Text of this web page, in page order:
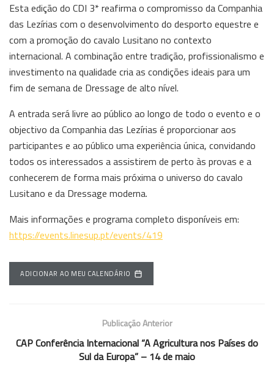
Esta edição do CDI 3* reafirma o compromisso da Companhia
das Lezírias com o desenvolvimento do desporto equestre e
com a promoção do cavalo Lusitano no contexto
internacional. A combinação entre tradição, profissionalismo e
investimento na qualidade cria as condições ideais para um
fim de semana de Dressage de alto nível.
A entrada será livre ao público ao longo de todo o evento e o
objectivo da Companhia das Lezírias é proporcionar aos
participantes e ao público uma experiência única, convidando
todos os interessados a assistirem de perto às provas e a
conhecerem de forma mais próxima o universo do cavalo
Lusitano e da Dressage moderna.
Mais informações e programa completo disponíveis em:
https://events.linesup.pt/events/419
ADICIONAR AO MEU CALENDÁRIO
Publicação Anterior
CAP Conferência Internacional “A Agricultura nos Países do
Sul da Europa” – 14 de maio